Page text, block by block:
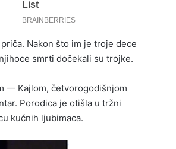
Nakon što im je troje dece
smrti dočekali su trojke.
— Kajlom, četvorogodišnjom
Porodica je otišla u tržni
kućnih ljubimaca.